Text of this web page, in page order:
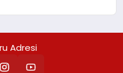
Adresi